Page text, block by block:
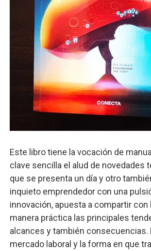
Este libro tiene la vocación de
clave sencilla el alud de novedades
que se presenta un día y otro
inquieto emprendedor con una
innovación, apuesta a compartir
manera práctica las principales
alcances y también consecuencias.
mercado laboral y la forma en que